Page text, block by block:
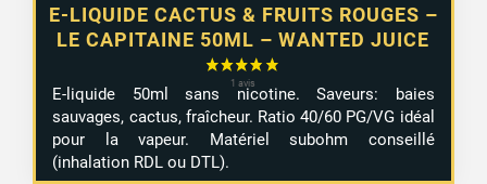
E-LIQUIDE CACTUS & FRUITS ROUGES –
LE CAPITAINE 50ML – WANTED JUICE
E-liquide 50ml sans nicotine. Saveurs: baies
sauvages, cactus, fraîcheur. Ratio 40/60 PG/VG idéal
pour la vapeur. Matériel subohm conseillé
(inhalation RDL ou DTL).